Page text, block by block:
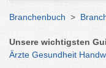
Branchenbuch >
Unsere wichtigsten
Ärzte Gesundheit